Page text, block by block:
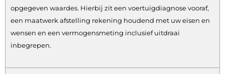
opgegeven waardes. Hierbij zit een voertuigdiagnose vooraf,
een maatwerk afstelling rekening houdend met uw eisen en
wensen en een vermogensmeting inclusief uitdraai
inbegrepen.